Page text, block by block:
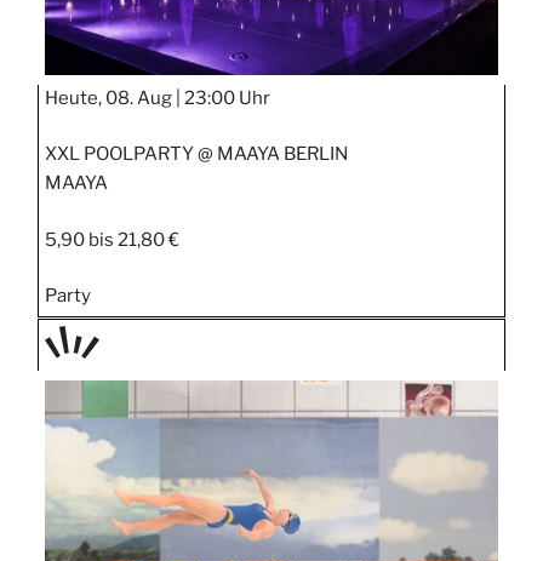
Heute, 08. Aug | 23:00 Uhr
XXL POOLPARTY @ MAAYA BERLIN
MAAYA
5,90 bis 21,80 €
Party
TAGE
STIPP